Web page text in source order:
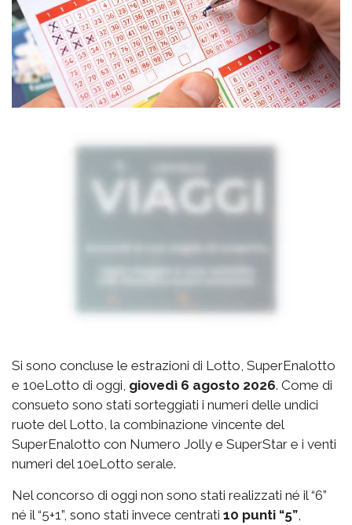
Si sono concluse le estrazioni di Lotto, SuperEnalotto
e 10eLotto di oggi, giovedì 6 agosto 2026. Come di
consueto sono stati sorteggiati i numeri delle undici
ruote del Lotto, la combinazione vincente del
SuperEnalotto con Numero Jolly e SuperStar e i venti
numeri del 10eLotto serale.
Nel concorso di oggi non sono stati realizzati né il “6”
né il “5+1”, sono stati invece centrati 10 punti “5”